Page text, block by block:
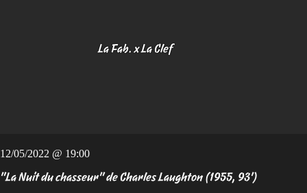
La Fab. x La Clef
12/05/2022 @ 19:00
"La Nuit du chasseur" de Charles Laughton (1955, 93')